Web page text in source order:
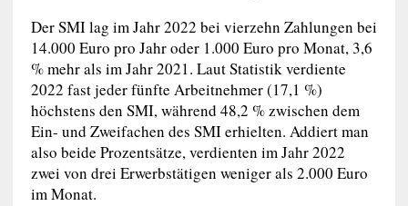
Der SMI lag im Jahr 2022 bei vierzehn Zahlungen bei
14.000 Euro pro Jahr oder 1.000 Euro pro Monat, 3,6
% mehr als im Jahr 2021. Laut Statistik verdiente
2022 fast jeder fünfte Arbeitnehmer (17,1 %)
höchstens den SMI, während 48,2 % zwischen dem
Ein- und Zweifachen des SMI erhielten. Addiert man
also beide Prozentsätze, verdienten im Jahr 2022
zwei von drei Erwerbstätigen weniger als 2.000 Euro
im Monat.